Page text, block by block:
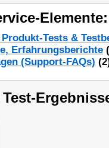
Elemente:
Tests &
Erfahrungsberichte
(Support-FAQs)